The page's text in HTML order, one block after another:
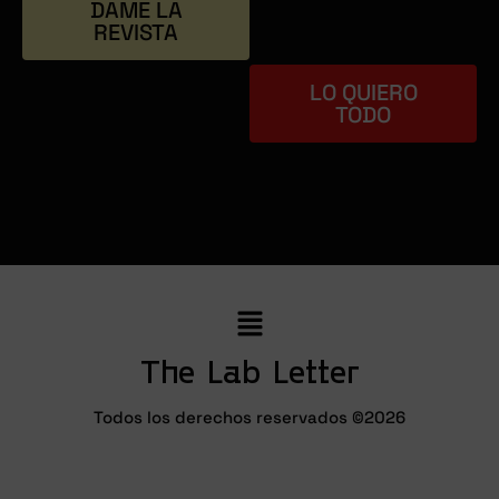
DAME LA
REVISTA
LO QUIERO
TODO
The Lab Letter
Todos los derechos reservados ©2026